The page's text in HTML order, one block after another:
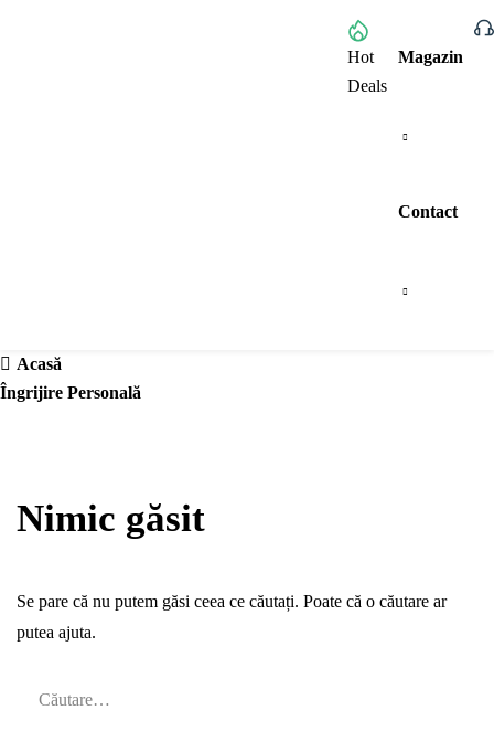
Hot
Deals
Magazin
Contact
Acasă
Îngrijire Personală
Nimic găsit
Se pare că nu putem găsi ceea ce căutați. Poate că o căutare ar
putea ajuta.